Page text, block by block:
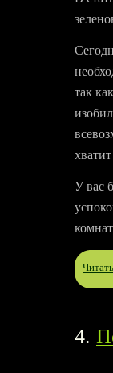
так
У вас
4.